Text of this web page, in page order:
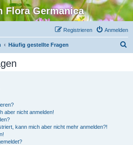
Flora Germanica
Anmelden
Registrieren
Häufig gestellte Fragen
aber nicht anmelden!
kann mich aber nicht mehr anmelden?!